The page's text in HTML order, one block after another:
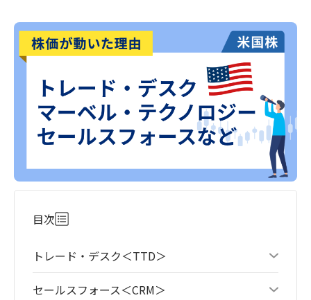
目次
トレード・デスク＜TTD＞
セールスフォース＜CRM＞